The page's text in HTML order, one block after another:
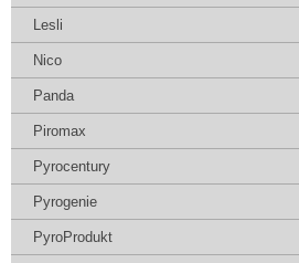
Lesli
Nico
Panda
Piromax
Pyrocentury
Pyrogenie
PyroProdukt